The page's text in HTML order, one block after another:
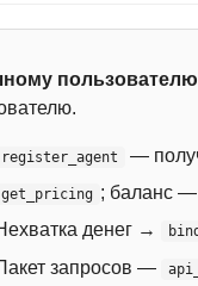
пользователю
register_agent —
get_pricing ; баланс —
денег →
запросов —